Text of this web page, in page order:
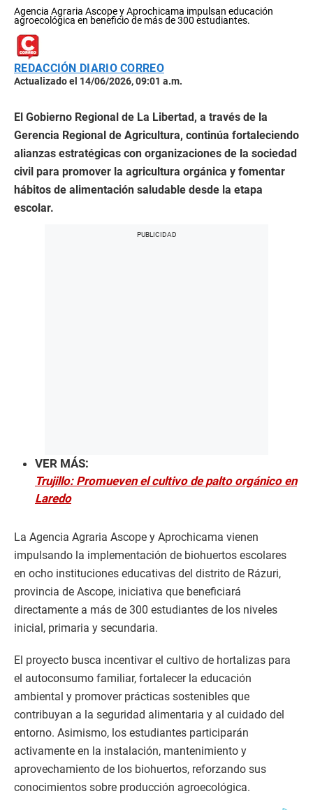
Agencia Agraria Ascope y Aprochicama impulsan educación
agroecológica en beneficio de más de 300 estudiantes.
REDACCIÓN DIARIO CORREO
Actualizado el 14/06/2026, 09:01 a.m.
El Gobierno Regional de La Libertad, a través de la
Gerencia Regional de Agricultura, continúa fortaleciendo
alianzas estratégicas con organizaciones de la sociedad
civil para promover la agricultura orgánica y fomentar
hábitos de alimentación saludable desde la etapa
escolar.
VER MÁS:
Trujillo: Promueven el cultivo de palto orgánico en
Laredo
La Agencia Agraria Ascope y Aprochicama vienen
impulsando la implementación de biohuertos escolares
en ocho instituciones educativas del distrito de Rázuri,
provincia de Ascope, iniciativa que beneficiará
directamente a más de 300 estudiantes de los niveles
inicial, primaria y secundaria.
El proyecto busca incentivar el cultivo de hortalizas para
el autoconsumo familiar, fortalecer la educación
ambiental y promover prácticas sostenibles que
contribuyan a la seguridad alimentaria y al cuidado del
entorno. Asimismo, los estudiantes participarán
activamente en la instalación, mantenimiento y
aprovechamiento de los biohuertos, reforzando sus
conocimientos sobre producción agroecológica.